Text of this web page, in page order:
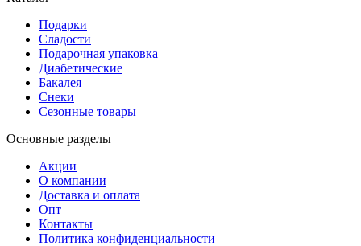
Подарки
Сладости
Подарочная упаковка
Диабетические
Бакалея
Снеки
Сезонные товары
Основные разделы
Акции
О компании
Доставка и оплата
Опт
Контакты
Политика конфиденциальности